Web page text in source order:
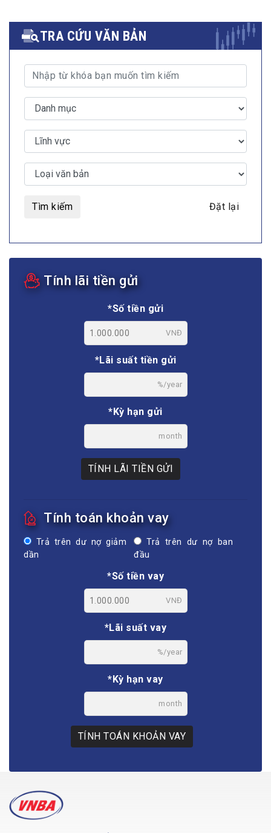
TRA CỨU VĂN BẢN
Tìm kiếm Đặt lại
Tính lãi tiền gửi
*Số tiền gửi
VNĐ
*Lãi suất tiền gửi
%/year
*Kỳ hạn gửi
month
TÍNH LÃI TIỀN GỬI
Tính toán khoản vay
Trả trên dư nợ giảm
dần
Trả trên dư nợ ban
đầu
*Số tiền vay
VNĐ
*Lãi suất vay
%/year
*Kỳ hạn vay
month
TÍNH TOÁN KHOẢN VAY